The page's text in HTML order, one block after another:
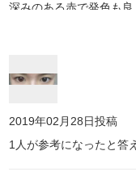
深みのある赤で発色も
ろごろせず乾きもなか
2019年02月28日投稿
1 人が参考になったと答